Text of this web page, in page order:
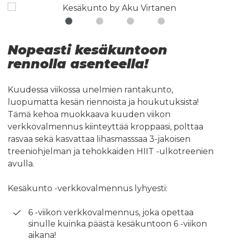
Nopeasti kesäkuntoon
rennolla asenteella!
Kuudessa viikossa unelmien rantakunto,
luopumatta kesän riennoista ja houkutuksista!
Tämä kehoa muokkaava kuuden viikon
verkkovalmennus kiinteyttää kroppaasi, polttaa
rasvaa sekä kasvattaa lihasmasssaa 3-jakoisen
treeniohjelman ja tehokkaiden HIIT -ulkotreenien
avulla.
Kesäkunto -verkkovalmennus lyhyesti:
6 -viikon verkkovalmennus, joka opettaa
sinulle kuinka päästä kesäkuntoon 6 -viikon
aikana!